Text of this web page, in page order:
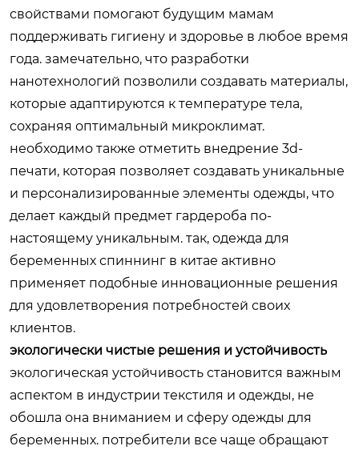
свойствами помогают будущим мамам
поддерживать гигиену и здоровье в любое время
года. замечательно, что разработки
нанотехнологий позволили создавать материалы,
которые адаптируются к температуре тела,
сохраняя оптимальный микроклимат.
необходимо также отметить внедрение 3d-
печати, которая позволяет создавать уникальные
и персонализированные элементы одежды, что
делает каждый предмет гардероба по-
настоящему уникальным. так, одежда для
беременных спиннинг в китае активно
применяет подобные инновационные решения
для удовлетворения потребностей своих
клиентов.
экологически чистые решения и устойчивость
экологическая устойчивость становится важным
аспектом в индустрии текстиля и одежды, не
обошла она вниманием и сферу одежды для
беременных. потребители все чаще обращают